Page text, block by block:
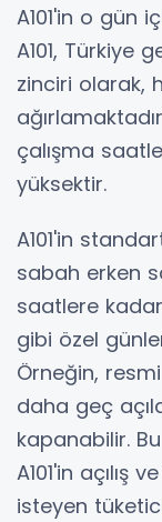
A101'in o gün
A101, Türkiye
zinciri olarak,
çalışma
yüksektir.
A101'in
sabah erken
saatlere
gibi özel
Örneğin,
daha geç
kapanabilir.
A101'in açılış
isteyen